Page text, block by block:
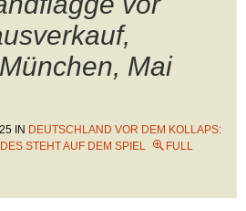
Mai
IN DEUTSCHLAND VOR DEM KOLLAPS:
STEHT AUF DEM SPIEL
FULL